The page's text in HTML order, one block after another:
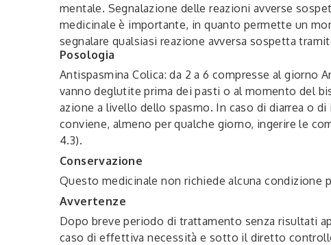
mentale. Segnalazione delle reazioni avverse
medicinale è importante, in quanto permette un
segnalare qualsiasi reazione avversa sospetta
Posologia
Antispasmina Colica: da 2 a 6 compresse al giorno
vanno deglutite prima dei pasti o al momento del
azione a livello dello spasmo. In caso di diarrea o
conviene, almeno per qualche giorno, ingerire le
4.3).
Conservazione
Questo medicinale non richiede alcuna condizione
Avvertenze
Dopo breve periodo di trattamento senza risultati
caso di effettiva necessità e sotto il diretto